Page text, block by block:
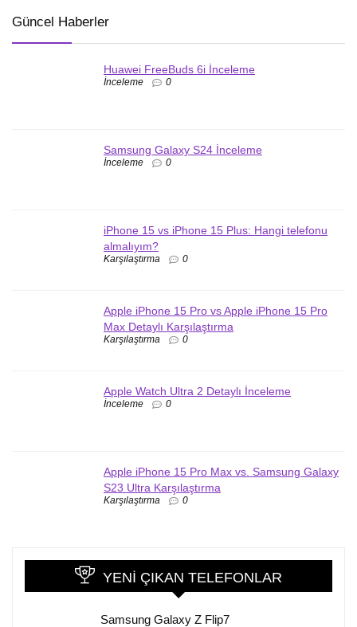
Güncel Haberler
Huawei FreeBuds 6i İnceleme
İnceleme 0
Samsung Galaxy S24 İnceleme
İnceleme 0
iPhone 15 vs iPhone 15 Plus: Hangi telefonu
almalıyım?
Karşılaştırma 0
Apple iPhone 15 Pro vs Apple iPhone 15 Pro
Max Detaylı Karşılaştırma
Karşılaştırma 0
Apple Watch Ultra 2 Detaylı İnceleme
İnceleme 0
Apple iPhone 15 Pro Max vs. Samsung Galaxy
S23 Ultra Karşılaştırma
Karşılaştırma 0
YENI ÇIKAN TELEFONLAR
Samsung Galaxy Z Flip7